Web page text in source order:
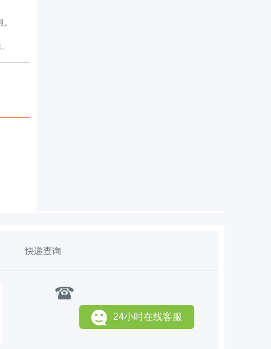
快递查询
24小时在线客服